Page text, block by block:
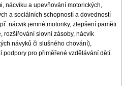
nácviku a upevňování motorických,
a sociálních schopností a dovedností
nácvik jemné motoriky, zlepšení paměti
rozšiřování slovní zásoby, nácvik
návyků či slušného chování),
podpory pro přiměřené vzdělávání dětí.